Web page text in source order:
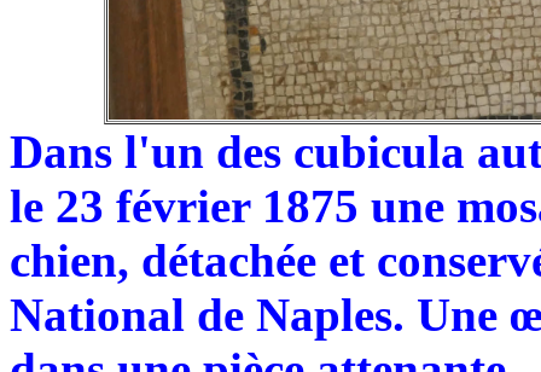
Dans l'un des cubicula
le 23 février 1875 une
chien, détachée et
National de Naples. Une